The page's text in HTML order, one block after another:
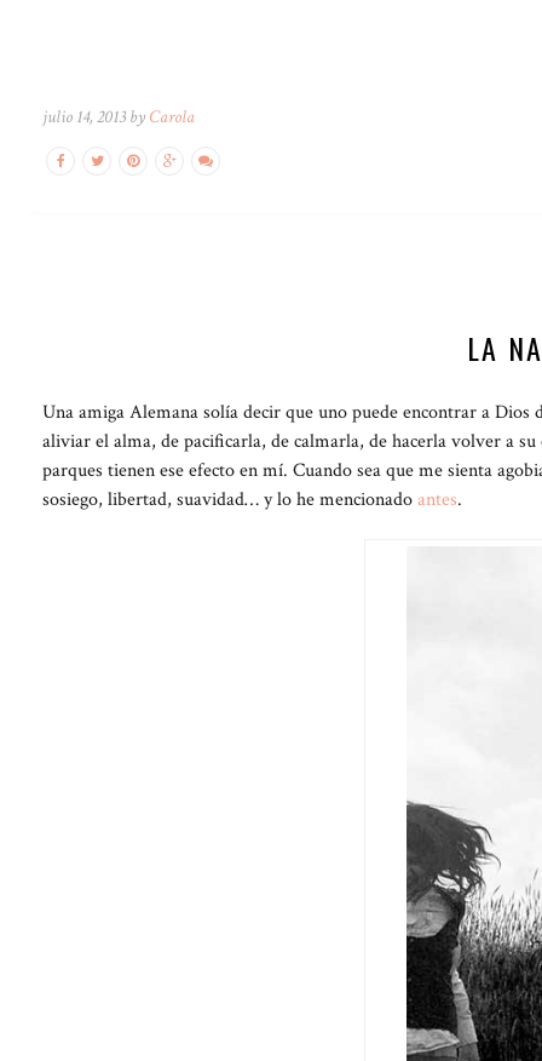
julio 14, 2013 by Carola
LA
Una amiga Alemana solía decir que uno puede encontrar a Dios
aliviar el alma, de pacificarla, de calmarla, de hacerla volver a
parques tienen ese efecto en mí. Cuando sea que me sienta
sosiego, libertad, suavidad… y lo he mencionadoantes.